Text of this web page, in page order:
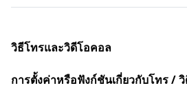
วิธีโทรและวิดีโอคอล
การตั้งค่าหรือฟังก์ชันเกี่ยวกับโทร /